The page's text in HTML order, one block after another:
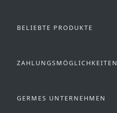
BELIEBTE PRODUKTE
ZAHLUNGSMÖGLICHKEITEN
GERMES UNTERNEHMEN